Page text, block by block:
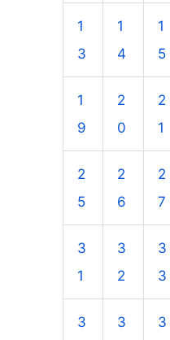
1
3
1
4
1
5
1
9
2
0
2
1
2
5
2
6
2
7
3
1
3
2
3
3
3
3
3